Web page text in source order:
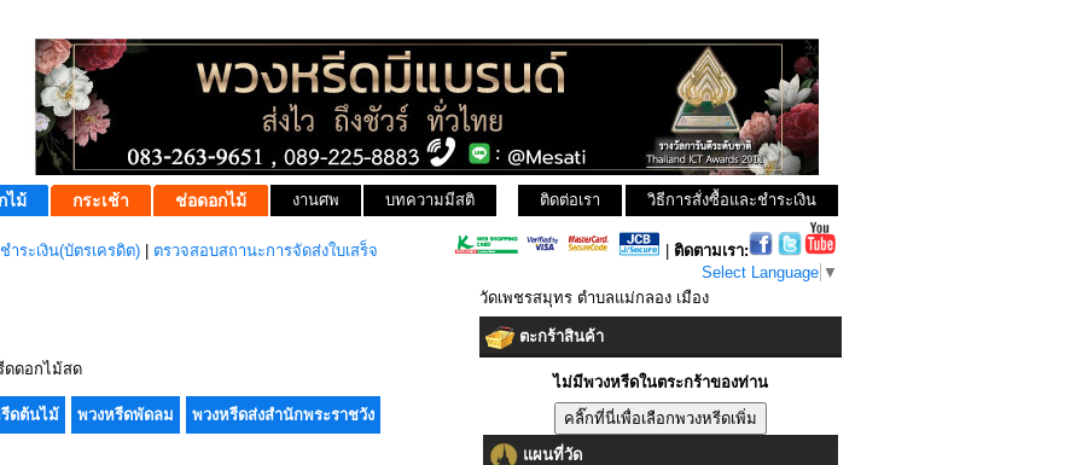
ไม้ กระเช้า ช่อดอกไม้ งานศพ บทความมีสติ วิธีการสั่งซื้อและชำระเงิน
ติดต่อเรา
ชำระเงิน(บัตรเครดิต) ตรวจสอบสถานะการจัดส่งใบเสร็จ
ติดตามเรา:
Select Language ▼
ดดอกไม้สด
ดต้นไม้ พวงหรีดพัดลม พวงหรีดส่งสำนักพระราชวัง
วัดเพชรสมุทร ตำบลแม่กลอง เมือง
ตะกร้าสินค้า
ไม่มีพวงหรีดในตระกร้าของท่าน
แผนที่วัด